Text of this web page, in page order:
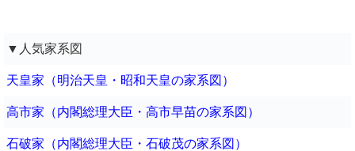
▼人気家系図
天皇家（明治天皇・昭和天皇の家系図）
高市家（内閣総理大臣・高市早苗の家系図）
石破家（内閣総理大臣・石破茂の家系図）